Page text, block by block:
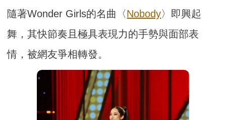
隨著Wonder Girls的名曲〈Nobody〉即興起
舞，其快節奏且極具表現力的手勢與面部表
情，被網友爭相轉發。